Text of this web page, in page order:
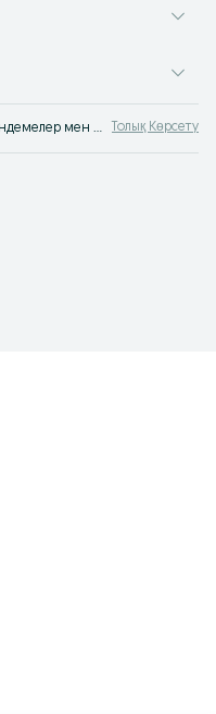
OLX.kz-тегі жұмыстар Каратау - жаңа түйіндемелер мен бос жұмыс орындары туралы хабарландырулар OLX Каратау сервисінде. Қалдырмаңыз - Қазақстанның мыңдаған жұмыс берушілері сізді іздеуде! Толық Көрсету